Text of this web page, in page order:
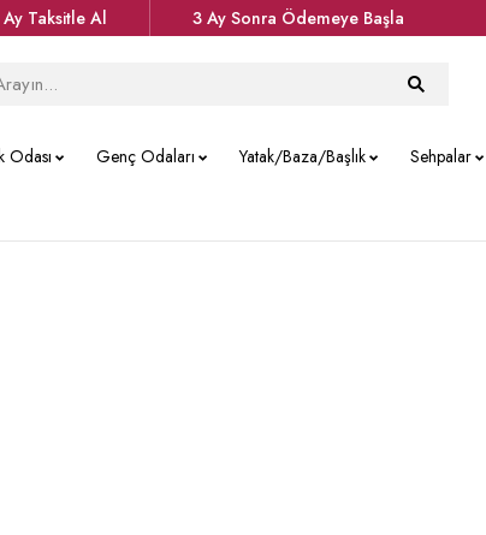
Ay Taksitle Al 3 Ay Sonra Ödemeye Başla
Odası Genç Odaları Yatak/Baza/Başlık Sehpalar